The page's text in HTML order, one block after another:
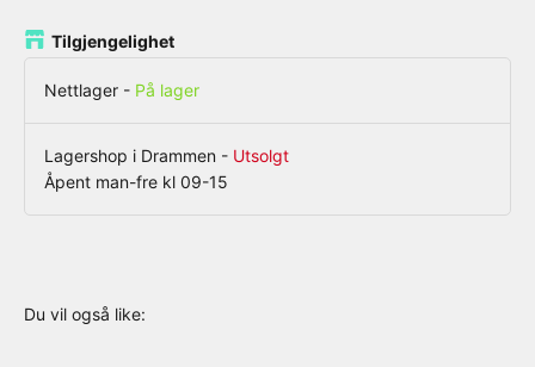
Tilgjengelighet
Nettlager - På lager
Lagershop i Drammen - Utsolgt
Åpent man-fre kl 09-15